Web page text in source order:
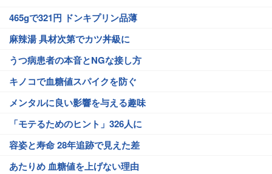
465gで321円 ドンキプリン品薄
麻辣湯 具材次第でカツ丼級に
うつ病患者の本音とNGな接し方
キノコで血糖値スパイクを防ぐ
メンタルに良い影響を与える趣味
「モテるためのヒント」326人に
容姿と寿命 28年追跡で見えた差
あたりめ 血糖値を上げない理由